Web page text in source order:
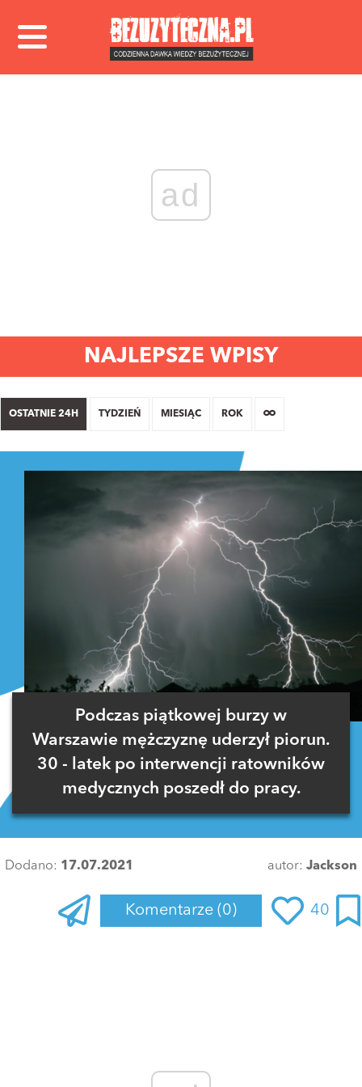
ad
NAJLEPSZE WPISY
OSTATNIE 24H TYDZIEŃ MIESIĄC ROK
Podczas piątkowej burzy w
Warszawie mężczyznę uderzył piorun.
30 - latek po interwencji ratowników
medycznych poszedł do pracy.
Dodano: 17.07.2021 autor: Jackson
Komentarze (0) 40